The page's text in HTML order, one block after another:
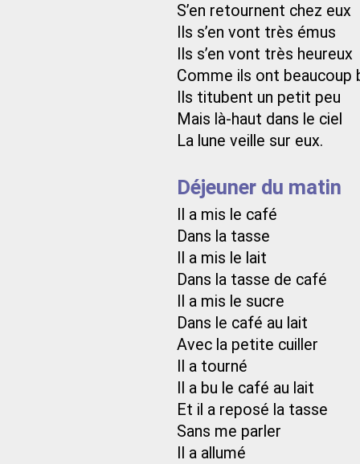
S’en retournent chez eux
Ils s’en vont très émus
Ils s’en vont très heureux
Comme ils ont beaucoup
Ils titubent un petit peu
Mais là-haut dans le ciel
La lune veille sur eux.
Déjeuner du matin
Il a mis le café
Dans la tasse
Il a mis le lait
Dans la tasse de café
Il a mis le sucre
Dans le café au lait
Avec la petite cuiller
Il a tourné
Il a bu le café au lait
Et il a reposé la tasse
Sans me parler
Il a allumé